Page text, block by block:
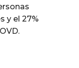
y el 27%